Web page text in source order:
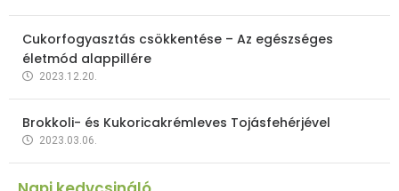
Cukorfogyasztás csökkentése – Az egészséges
életmód alappillére
2023.12.20.
Brokkoli- és Kukoricakrémleves Tojásfehérjével
2023.03.06.